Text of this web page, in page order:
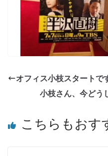
オフィス小枝スタートで
小枝さん、今どう
こちらもおす